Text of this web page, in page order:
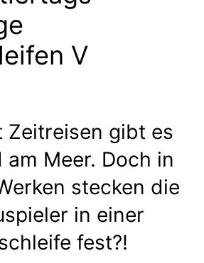
V
Zeitreisen gibt es
am Meer. Doch in
stecken die
in einer
fest?!